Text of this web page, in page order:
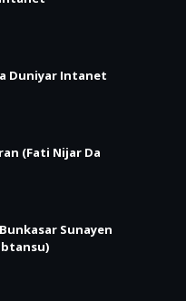
Duniyar Intanet
(Fati Nijar Da
Sunayen